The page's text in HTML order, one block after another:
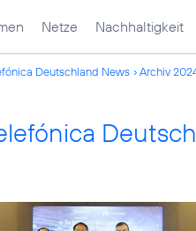
Netze Nachhaltigkeit
Deutschland News Archiv